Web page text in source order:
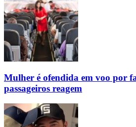
Mulher é ofendida em voo por
passageiros reagem